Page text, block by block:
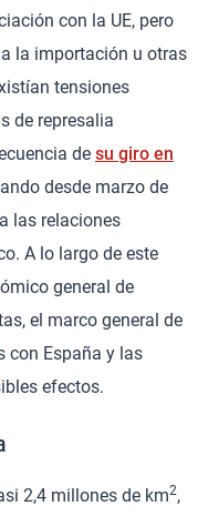
con la UE, pero
la importación u otras
tensiones
de represalia
de su giro en
desde marzo de
las relaciones
A lo largo de este
general de
el marco general de
con España y las
efectos.
2,4 millones de km2,